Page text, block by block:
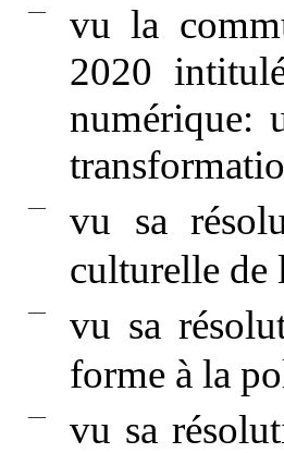
—
vu la
2020
numérique:
—
vu sa
culturelle de
—
vu sa
forme à la
—
vu sa